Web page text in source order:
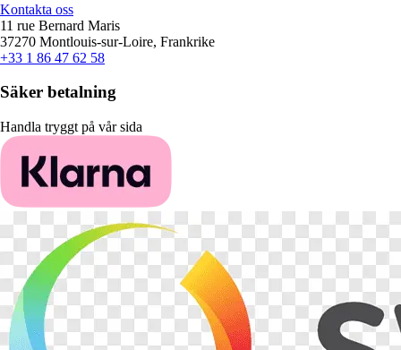
Kontakta oss
11 rue Bernard Maris
37270 Montlouis-sur-Loire, Frankrike
+33 1 86 47 62 58
Säker betalning
Handla tryggt på vår sida